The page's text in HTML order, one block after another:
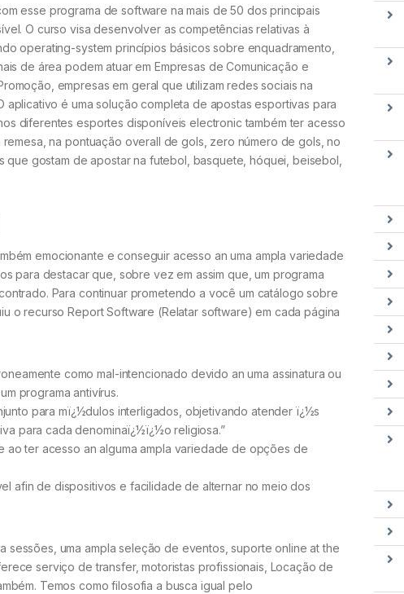
esse programa de software na mais de 50 dos principais
O curso visa desenvolver as competências relativas à
operating-system princípios básicos sobre enquadramento,
de área podem atuar em Empresas de Comunicação e
empresas em geral que utilizam redes sociais na
é uma solução completa de apostas esportivas para
diferentes esportes disponíveis electronic também ter acesso
na pontuação overall de gols, zero número de gols, no
gostam de apostar na futebol, basquete, hóquei, beisebol,
emocionante e conseguir acesso an uma ampla variedade
para destacar que, sobre vez em assim que, um programa
Para continuar prometendo a você um catálogo sobre
o recurso Report Software (Relatar software) em cada página
como mal-intencionado devido an uma assinatura ou
programa antivírus.
para mï¿½dulos interligados, objetivando atender ï¿½s
para cada denominaï¿½ï¿½o religiosa.”
ter acesso an alguma ampla variedade de opções de
afin de dispositivos e facilidade de alternar no meio dos
sessões, uma ampla seleção de eventos, suporte online at the
serviço de transfer, motoristas profissionais, Locação de
Temos como filosofia a busca igual pelo